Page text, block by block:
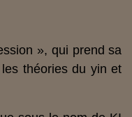
», qui prend sa
théories du yin et